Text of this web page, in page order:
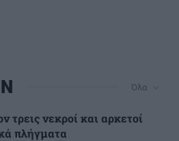
Όλα
τρεις νεκροί και αρκετοί
πλήγματα